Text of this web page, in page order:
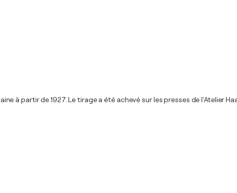
à partir de 1927. Le tirage a été achevé sur les presses de l'Atelier